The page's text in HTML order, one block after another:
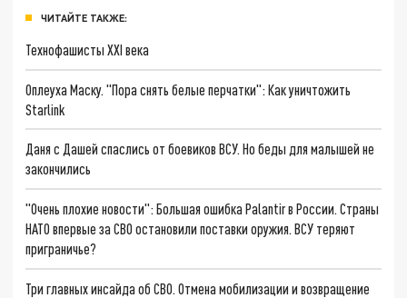
ЧИТАЙТЕ ТАКЖЕ:
Технофашисты XXI века
Оплеуха Маску. "Пора снять белые перчатки": Как уничтожить
Starlink
Даня с Дашей спаслись от боевиков ВСУ. Но беды для малышей не
закончились
"Очень плохие новости": Большая ошибка Palantir в России. Страны
НАТО впервые за СВО остановили поставки оружия. ВСУ теряют
приграничье?
Три главных инсайда об СВО. Отмена мобилизации и возвращение